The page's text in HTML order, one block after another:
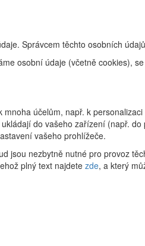
Správcem těchto osobních
osobní údaje (včetně cookies),
účelům, např. k
do vašeho zařízení (např.
vašeho prohlížeče.
jsou nezbytně nutné pro provoz
plný text najdete zde, a který